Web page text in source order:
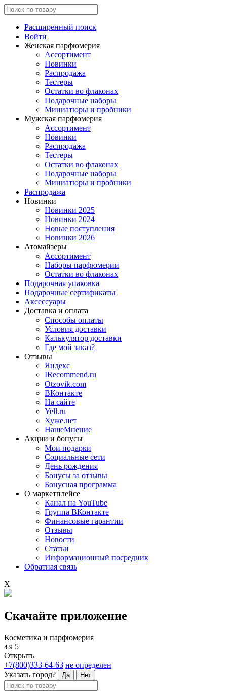
Расширенный поиск
Войти
Женская парфюмерия
Ассортимент
Новинки
Распродажа
Тестеры
Остатки во флаконах
Подарочные наборы
Миниатюры и пробники
Мужская парфюмерия
Ассортимент
Новинки
Распродажа
Тестеры
Остатки во флаконах
Подарочные наборы
Миниатюры и пробники
Распродажа
Новинки
Новинки 2025
Новинки 2024
Новые поступления
Новинки 2026
Атомайзеры
Ассортимент
Наборы парфюмерии
Остатки во флаконах
Подарочная упаковка
Подарочные сертификаты
Аксессуары
Доставка и оплата
Способы оплаты
Условия доставки
Калькулятор доставки
Где мой заказ?
Отзывы
Яндекс
IRecommend.ru
Otzovik.com
ВКонтакте
На сайте
Yell.ru
Хуже.нет
НашеМнение
Акции и бонусы
Мои подарки
Социальные сети
День рождения
Бонусы за отзывы
Бонусная программа
О маркетплейсе
Канал на YouTube
Группа ВКонтакте
Финансовые гарантии
Отзывы
Новости
Статьи
Информационный посредник
Обратная связь
X
Скачайте приложение
Косметика и парфюмерия
4.9 5
Открыть
+7(800)333-64-63 не определен
Указать город?
Да Нет